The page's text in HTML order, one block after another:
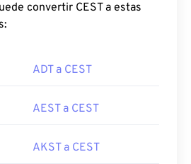
convertir CEST a estas
ADT a CEST
AEST a CEST
AKST a CEST